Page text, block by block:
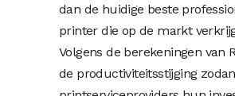
dan de huidige beste
printer die op de markt
Volgens de berekeningen van
de productiviteitsstijging